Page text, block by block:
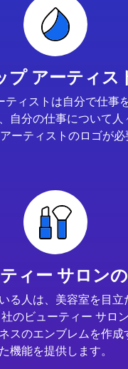
プ アーティス
ティストは自分で仕事
自分の仕事について人
ーティストのロゴが必
ィー サロン
る人は、美容室を目立
のビューティー サロ
スのエンブレムを作成
た機能を提供します。